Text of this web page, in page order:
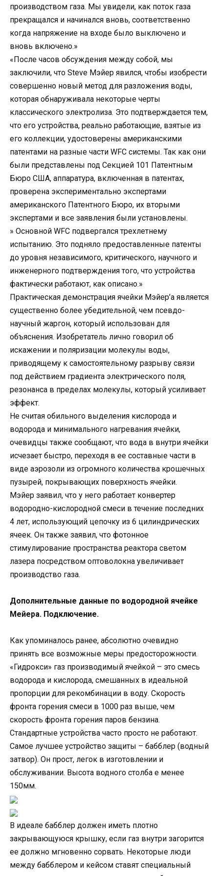
производством газа. Мы увидели, как поток газа
прекращался и начинался вновь, соответственно
когда напряжение на входе было выключено и
вновь включено.»
«После часов обсуждения между собой, мы
заключили, что Steve Мэйер явился, чтобы изобрести
совершенно новый метод для разложения воды,
которая обнаруживала некоторые черты
классического электролиза. Это подтверждается тем,
что его устройства, реально работающие, взятые из
его коллекции, удостоверены американскими
патентами на разные части WFC системы. Так как они
были представлены под Секцией 101 Патентным
Бюро США, аппаратура, включенная в патентах,
проверена экспериментально экспертами
американского Патентного Бюро, их вторыми
экспертами и все заявления были установлены.
» Основной WFC подвергался трехлетнему
испытанию. Это подняло предоставленные патенты
до уровня независимого, критического, научного и
инженерного подтверждения того, что устройства
фактически работают, как описано.»
Практическая демонстрация ячейки Мэйер’а является
существенно более убедительной, чем псевдо-
научный жаргон, который использован для
объяснения. Изобретатель лично говорил об
искажении и поляризации молекулы воды,
приводящему к самостоятельному разрыву связи
под действием градиента электрического поля,
резонанса в пределах молекулы, который усиливает
эффект.
Не считая обильного выделения кислорода и
водорода и минимального нагревания ячейки,
очевидцы также сообщают, что вода в внутри ячейки
исчезает быстро, переходя в ее составные части в
виде аэрозоли из огромного количества крошечных
пузырей, покрывающих поверхность ячейки.
Мэйер заявил, что у него работает конвертер
водородно-кислородной смеси в течение последних
4 лет, использующий цепочку из 6 цилиндрических
ячеек. Он также заявил, что фотонное
стимулирование пространства реактора светом
лазера посредством оптоволокна увеличивает
производство газа.
Дополнительные данные по водородной ячейке
Мейера. Подключение.
Как упоминалось ранее, абсолютно очевидно
принять все возможные меры предосторожности.
«Гидрокси» газ производимый ячейкой – это смесь
водорода и кислорода, смешанных в идеальной
пропорции для рекомбинации в воду. Скорость
фронта горения смеси в 1000 раз выше, чем
скорость фронта горения паров бензина.
Стандартные устройства часто просто не работают.
Самое лучшее устройство защиты – бабблер (водный
затвор). Он прост, легок в изготовлении и
обслуживании. Высота водного столба е менее
150мм.
В идеале бабблер должен иметь плотно
закрывающуюся крышку, если газ внутри загорится
ее должно мгновенно сорвать. Некоторые люди
между бабблером и кейсом ставят специальный